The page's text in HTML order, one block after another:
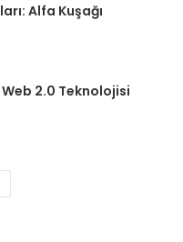
Alfa Kuşağı
2.0 Teknolojisi